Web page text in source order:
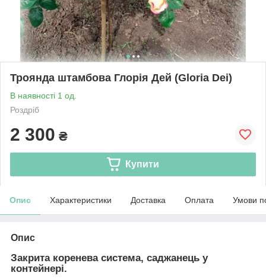
Троянда штамбова Глорія Дей (Gloria Dei)
В наявності 1 од.
Роздріб
2 300 ₴
Купити
Опис Характеристики Доставка Оплата Умови
Опис
Закрита коренева система, саджанець у
контейнері.